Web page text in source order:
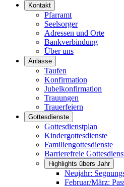
Kontakt
Pfarramt
Seelsorger
Adressen und Orte
Bankverbindung
Über uns
Anlässe
Taufen
Konfirmation
Jubelkonfirmation
Trauungen
Trauerfeiern
Gottesdienste
Gottesdienstplan
Kindergottesdienste
Familiengottesdienste
Barrierefreie
Highlights übers Jahr
Neujahr:
Februar/März: